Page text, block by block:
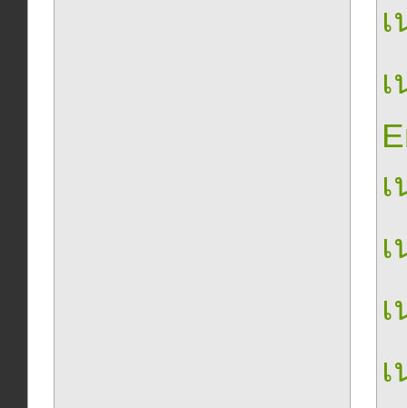
เ
เ
เ
เ
เ
เ